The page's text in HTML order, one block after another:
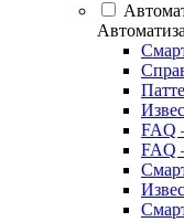
FAQ
FAQ